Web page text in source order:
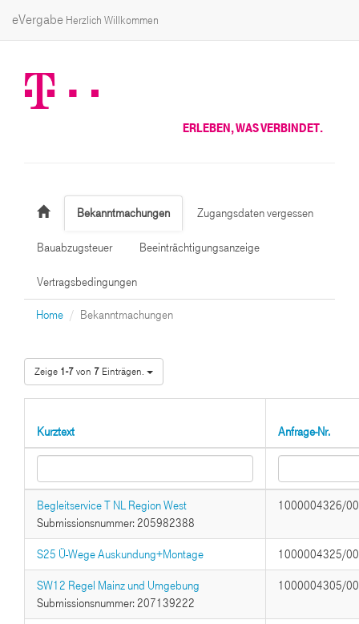
eVergabe Herzlich Willkommen
ERLEBEN, WAS VERBINDET.
Bekanntmachungen Zugangsdaten vergessen
Bauabzugsteuer Beeinträchtigungsanzeige
Vertragsbedingungen
Home Bekanntmachungen
Zeige 1-7von 7 Einträgen.
Kurztext Anfrage-Nr.
Begleitservice T NL Region West
Submissionsnummer: 205982388
1000004326/
S25 Ü-Wege Auskundung+Montage 1000004325/
SW12 Regel Mainz und Umgebung
Submissionsnummer: 207139222
1000004305/